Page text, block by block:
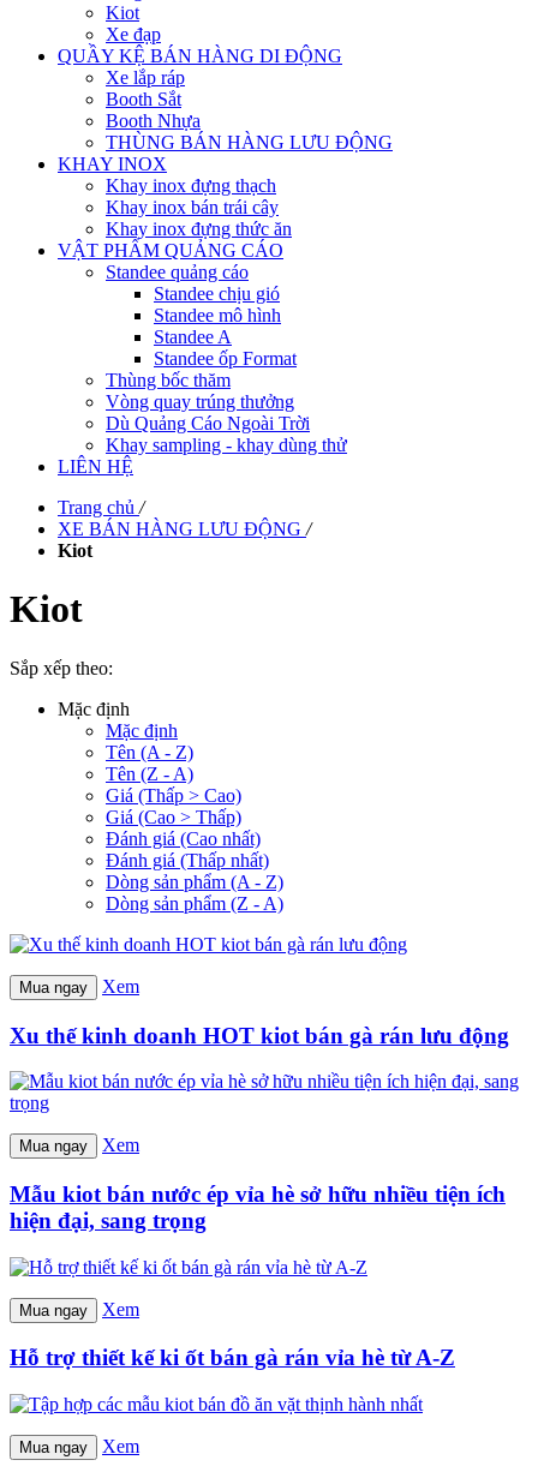
Kiot
Xe đạp
QUẦY KỆ BÁN HÀNG DI ĐỘNG
Xe lắp ráp
Booth Sắt
Booth Nhựa
THÙNG BÁN HÀNG LƯU ĐỘNG
KHAY INOX
Khay inox đựng thạch
Khay inox bán trái cây
Khay inox đựng thức ăn
VẬT PHẨM QUẢNG CÁO
Standee quảng cáo
Standee chịu gió
Standee mô hình
Standee A
Standee ốp Format
Thùng bốc thăm
Vòng quay trúng thưởng
Dù Quảng Cáo Ngoài Trời
Khay sampling - khay dùng thử
LIÊN HỆ
Trang chủ /
XE BÁN HÀNG LƯU ĐỘNG /
Kiot
Kiot
Sắp xếp theo:
Mặc định
Mặc định
Tên (A - Z)
Tên (Z - A)
Giá (Thấp > Cao)
Giá (Cao > Thấp)
Đánh giá (Cao nhất)
Đánh giá (Thấp nhất)
Dòng sản phẩm (A - Z)
Dòng sản phẩm (Z - A)
Mua ngay Xem
Xu thế kinh doanh HOT kiot bán gà rán lưu động
Mua ngay Xem
Mẫu kiot bán nước ép vỉa hè sở hữu nhiều tiện ích
hiện đại, sang trọng
Mua ngay Xem
Hỗ trợ thiết kế ki ốt bán gà rán vỉa hè từ A-Z
Mua ngay Xem